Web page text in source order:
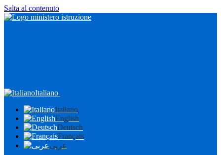
Salta al contenuto
Italiano
Italiano
English
Deutsch
Français
عربى